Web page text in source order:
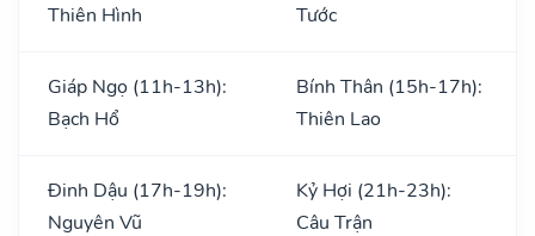
Thiên Hình
Tước
Giáp Ngọ (11h-13h):
Bạch Hổ
Bính Thân (15h-17h):
Thiên Lao
Đinh Dậu (17h-19h):
Nguyên Vũ
Kỷ Hợi (21h-23h):
Câu Trận